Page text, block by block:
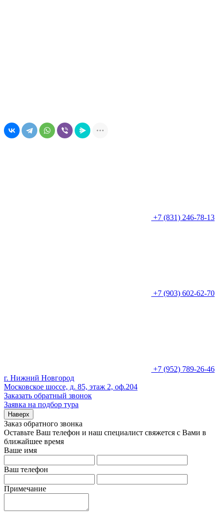
+7 (831) 246-78-13
+7 (903) 602-62-70
+7 (952) 789-26-46
г. Нижний Новгород
Московское шоссе, д. 85, этаж 2, оф.204
Заказать обратный звонок
Заявка на подбор тура
Наверх
Заказ обратного звонка
Оставьте Ваш телефон и наш специалист свяжется с Вами в
ближайшее время
Ваше имя
Ваш телефон
Примечание